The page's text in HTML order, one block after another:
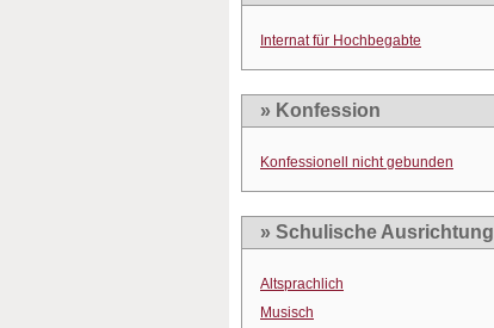
Internat für Hochbegabte
» Konfession
Konfessionell nicht gebunden
» Schulische Ausrichtung
Altsprachlich
Musisch